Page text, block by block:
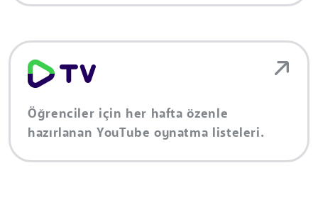
Öğrenciler için her hafta özenle
hazırlanan YouTube oynatma listeleri.